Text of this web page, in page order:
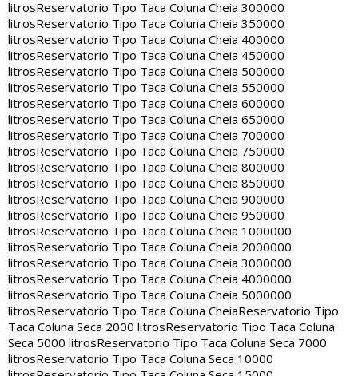
litrosReservatorio Tipo Taca Coluna Cheia 300000
litrosReservatorio Tipo Taca Coluna Cheia 350000
litrosReservatorio Tipo Taca Coluna Cheia 400000
litrosReservatorio Tipo Taca Coluna Cheia 450000
litrosReservatorio Tipo Taca Coluna Cheia 500000
litrosReservatorio Tipo Taca Coluna Cheia 550000
litrosReservatorio Tipo Taca Coluna Cheia 600000
litrosReservatorio Tipo Taca Coluna Cheia 650000
litrosReservatorio Tipo Taca Coluna Cheia 700000
litrosReservatorio Tipo Taca Coluna Cheia 750000
litrosReservatorio Tipo Taca Coluna Cheia 800000
litrosReservatorio Tipo Taca Coluna Cheia 850000
litrosReservatorio Tipo Taca Coluna Cheia 900000
litrosReservatorio Tipo Taca Coluna Cheia 950000
litrosReservatorio Tipo Taca Coluna Cheia 1000000
litrosReservatorio Tipo Taca Coluna Cheia 2000000
litrosReservatorio Tipo Taca Coluna Cheia 3000000
litrosReservatorio Tipo Taca Coluna Cheia 4000000
litrosReservatorio Tipo Taca Coluna Cheia 5000000
litrosReservatorio Tipo Taca Coluna CheiaReservatorio Tipo
Taca Coluna Seca 2000 litrosReservatorio Tipo Taca Coluna
Seca 5000 litrosReservatorio Tipo Taca Coluna Seca 7000
litrosReservatorio Tipo Taca Coluna Seca 10000